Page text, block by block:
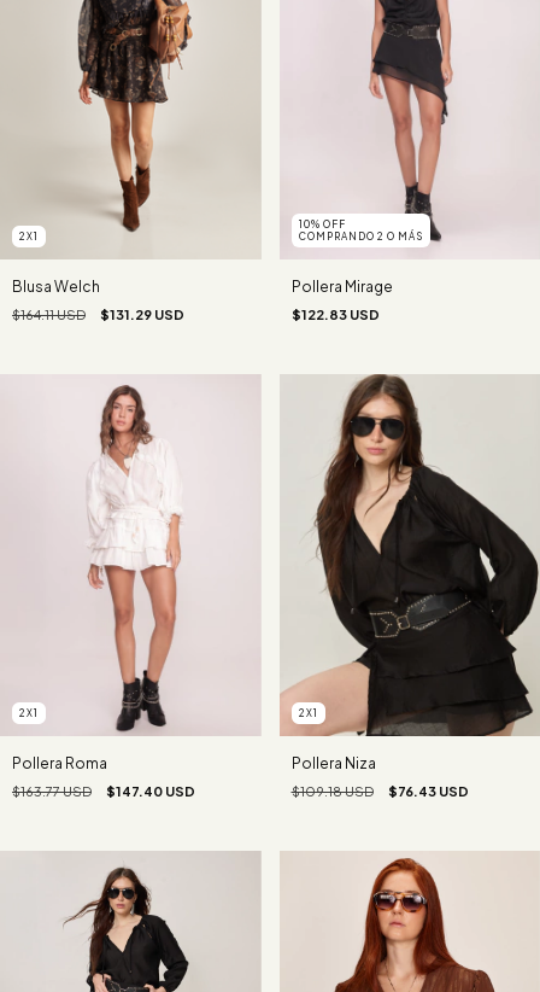
2X1
Blusa Welch
$164.11 USD $131.29 USD
10% OFF
COMPRANDO 2 O MÁS
Pollera Mirage
$122.83 USD
2X1
Pollera Roma
$163.77 USD $147.40 USD
2X1
Pollera Niza
$109.18 USD $76.43 USD